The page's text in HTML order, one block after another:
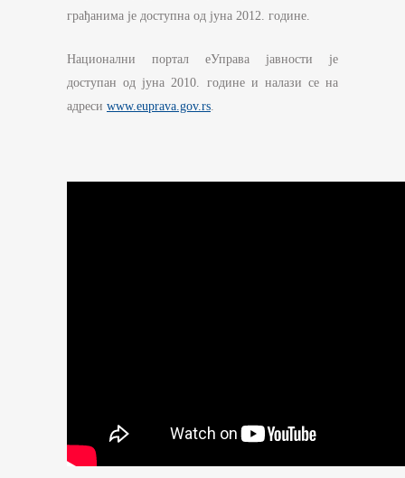
грађанима је доступна од јуна 2012. године.
Национални портал еУправа јавности је
доступан од јуна 2010. године и налази се на
адреси www.euprava.gov.rs.